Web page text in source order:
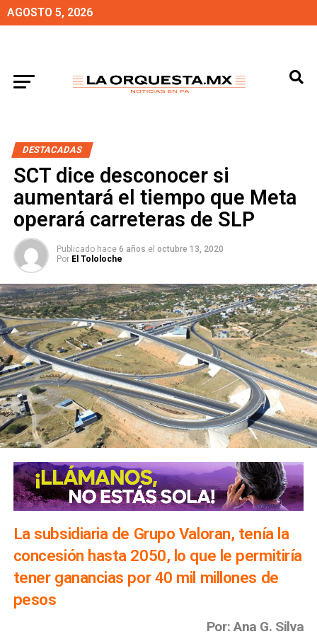
AGOSTO 5, 2026
DESTACADAS
SCT dice desconocer si
aumentará el tiempo que Meta
operará carreteras de SLP
Publicado hace 6 años el octubre 13, 2020
Por El Tololoche
La subsidiaria de Grupo Valoran, tenía la
concesión hasta 2050, lo que le permitiría
tener ganancias por 40 mil millones de
pesos
Por: Ana G. Silva